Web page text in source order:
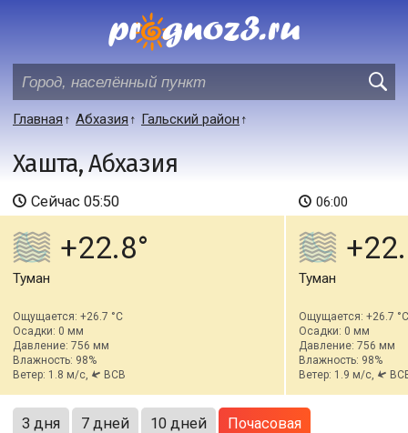
Главная Абхазия Гальский район
Хашта, Абхазия
Сейчас 05:50
+22.8
Туман
Ощущается: +26.7 °C
Осадки: 0 мм
Давление: 756 мм
Влажность: 98%
Ветер: 1.8 м/с,
ВСВ
06:00
Туман
Ощущается: +26.7 °C
Осадки: 0 мм
Давление: 756 мм
Влажность: 98%
Ветер: 1.9 м/с,
3 дня 7 дней 10 дней Почасовая